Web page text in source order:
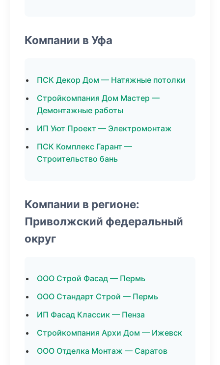
Компании в Уфа
ПСК Декор Дом — Натяжные потолки
Стройкомпания Дом Мастер —
Демонтажные работы
ИП Уют Проект — Электромонтаж
ПСК Комплекс Гарант —
Строительство бань
Компании в регионе:
Приволжский федеральный
округ
ООО Строй Фасад — Пермь
ООО Стандарт Строй — Пермь
ИП Фасад Классик — Пенза
Стройкомпания Архи Дом — Ижевск
ООО Отделка Монтаж — Саратов